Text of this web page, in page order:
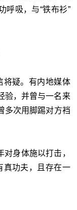
呼吸，与“铁布衫”
将疑。有内地媒体
验，并曾与一名来
多次用脚踢对方裆
身体施以打击，
真功夫，且存在一